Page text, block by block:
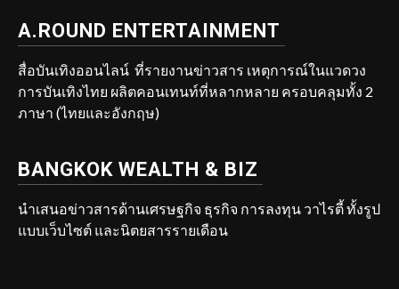
A.ROUND ENTERTAINMENT
สื่อบันเทิงออนไลน์ ที่รายงานข่าวสาร เหตุการณ์ในแวดวง
การบันเทิงไทย ผลิตคอนเทนท์ที่หลากหลาย ครอบคลุมทั้ง 2
ภาษา (ไทยและอังกฤษ)
BANGKOK WEALTH & BIZ
นำเสนอข่าวสารด้านเศรษฐกิจ ธุรกิจ การลงทุน วาไรตี้ ทั้งรูป
แบบเว็บไซต์ และนิตยสารรายเดือน